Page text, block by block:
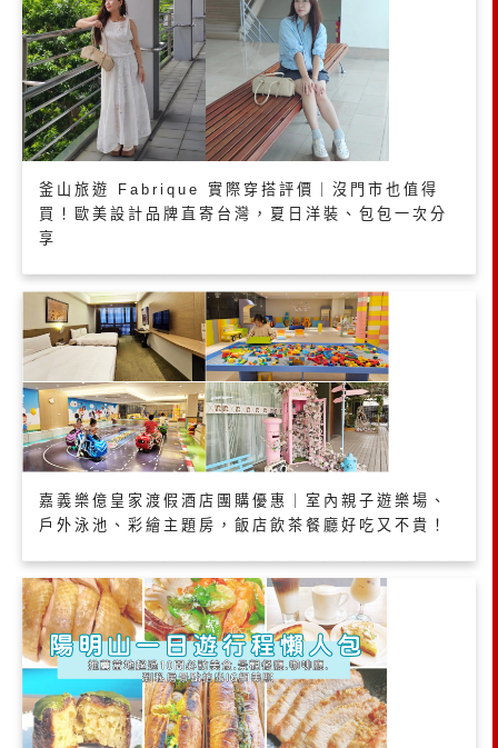
釜山旅遊 Fabrique 實際穿搭評價｜沒門市也值得
買！歐美設計品牌直寄台灣，夏日洋裝、包包一次分
享
嘉義樂億皇家渡假酒店團購優惠｜室內親子遊樂場、
戶外泳池、彩繪主題房，飯店飲茶餐廳好吃又不貴！